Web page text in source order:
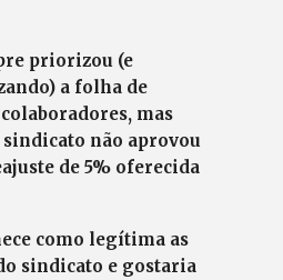
priorizou (e
a folha de
mas
não aprovou
de 5% oferecida
como legítima as
sindicato e gostaria